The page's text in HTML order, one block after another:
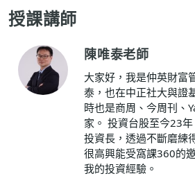
授課講師
陳唯泰老師
大家好，我是仲英財富
泰，也在中正社大與證
時也是商周、今周刊、
家。 投資台股至今23
投資長，透過不斷磨練
很高興能受窩課360的
我的投資經驗。